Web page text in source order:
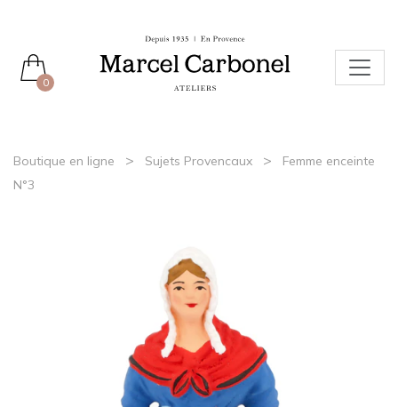
0
Boutique en ligne > Sujets Provencaux >
Femme enceinte
N°3